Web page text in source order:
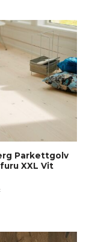
Parkettgolv
XXL Vit